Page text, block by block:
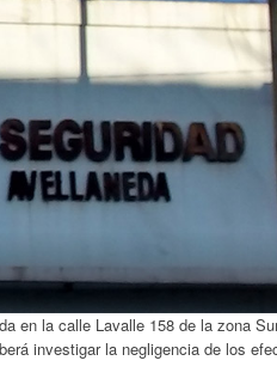
en la calle Lavalle 158 de la zona
investigar la negligencia de los